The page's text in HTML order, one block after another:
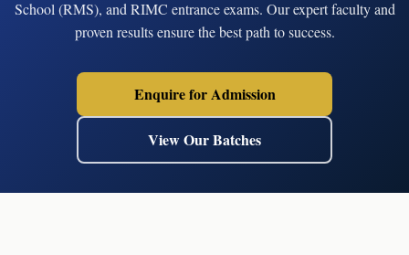
School (RMS), and RIMC entrance exams. Our expert faculty and
proven results ensure the best path to success.
Enquire for Admission
View Our Batches